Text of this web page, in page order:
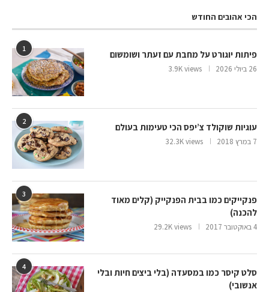
הכי אהובים החודש
1
פיתות יוגורט על מחבת עם זעתר ושומשום
26 ביולי 2026 3.9K views
2
עוגיות שוקולד צ’יפס הכי טעימות בעולם
7 במרץ 2018 32.3K views
3
פנקייקים כמו בבית הפנקייק (קלים מאוד
להכנה)
4 באוקטובר 2017 29.2K views
4
סלט קיסר כמו במסעדה (בלי ביצים חיות ובלי
אנשובי)